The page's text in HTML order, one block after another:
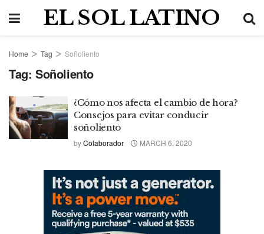
EL SOL LATINO
Home Tag Soñoliento
Tag: Soñoliento
¿Cómo nos afecta el cambio de hora?
Consejos para evitar conducir
soñoliento
byColaborador MARCH 6, 2020